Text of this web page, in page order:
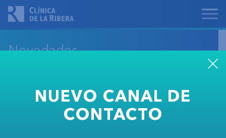
Novedades
4.12.2019
Nuevos cursos de preparto
NUEVO CANAL DE
CONTACTO